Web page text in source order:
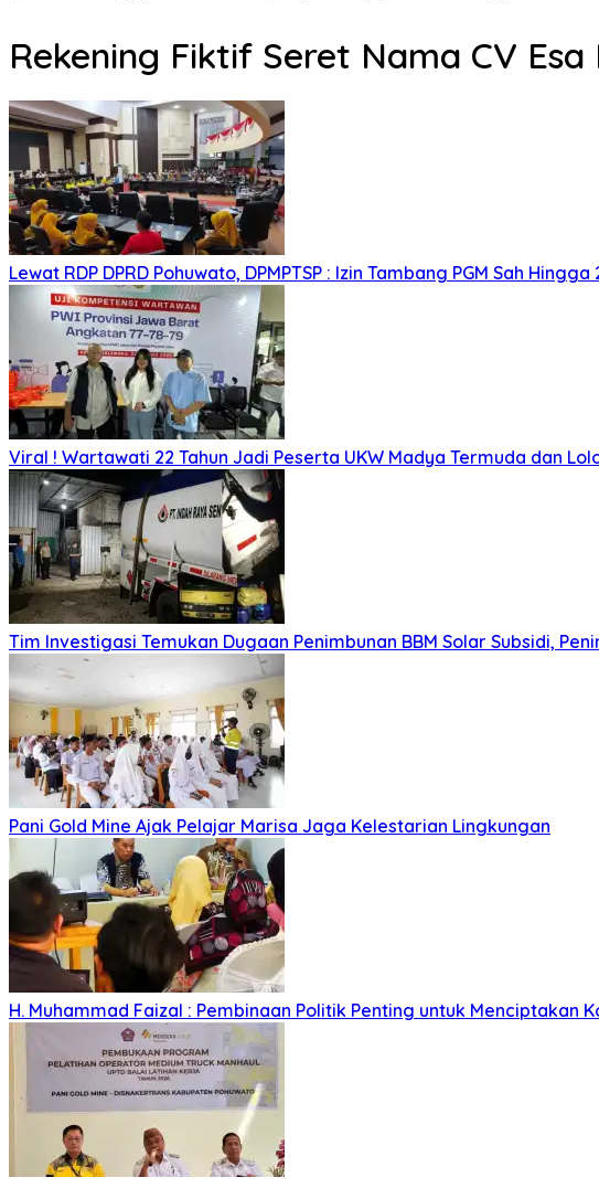
Rekening Fiktif Seret Nama CV Esa
Lewat RDP DPRD Pohuwato, DPMPTSP : Izin Tambang PGM Sah Hingga
Viral ! Wartawati 22 Tahun Jadi Peserta UKW Madya Termuda dan
Tim Investigasi Temukan Dugaan Penimbunan BBM Solar Subsidi,
Pani Gold Mine Ajak Pelajar Marisa Jaga Kelestarian Lingkungan
H. Muhammad Faizal : Pembinaan Politik Penting untuk Menciptakan